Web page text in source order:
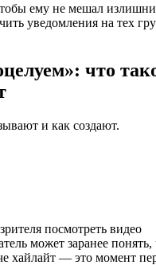
ему не мешал
уведомления на тех
что
и как создают.
посмотреть видео
может заранее понять,
хайлайт — это момент